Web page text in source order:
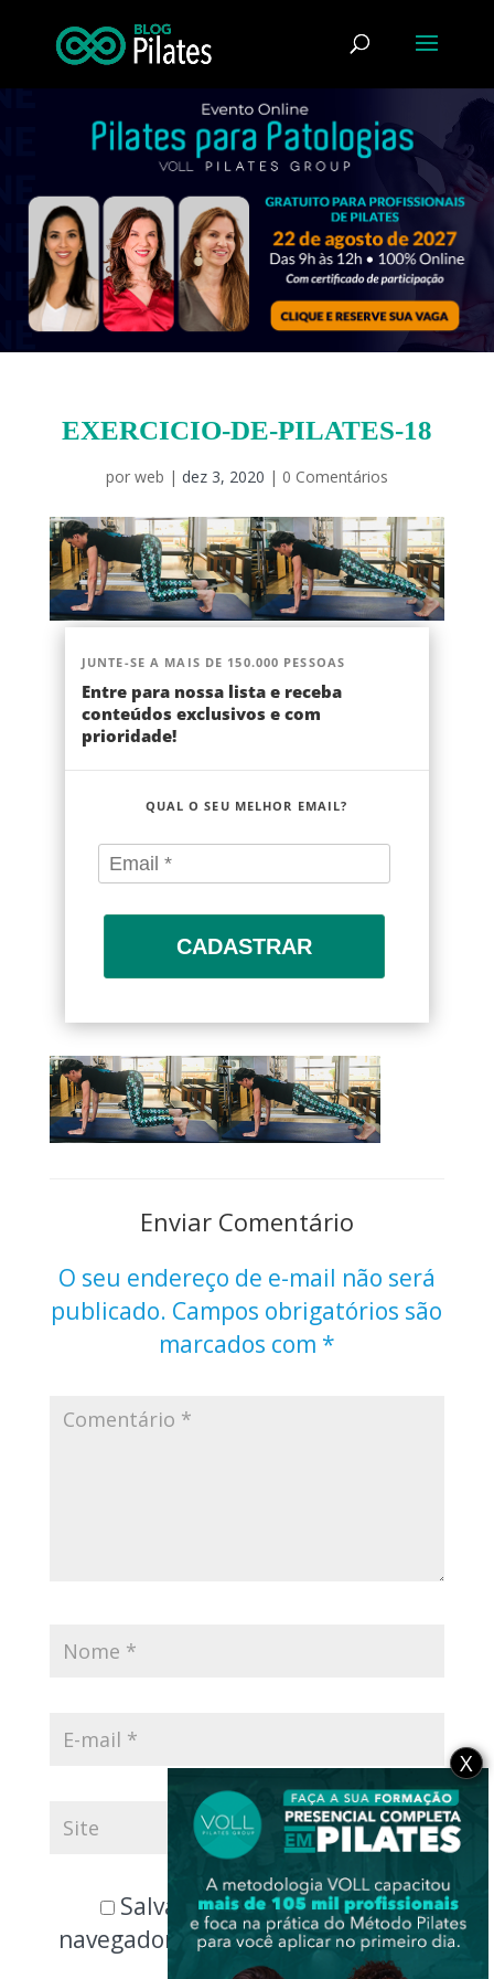
EXERCICIO-DE-PILATES-18
por web | dez 3, 2020 | 0 Comentários
JUNTE-SE A MAIS DE 150.000 PESSOAS
Entre para nossa lista e receba
conteúdos exclusivos e com
prioridade!
QUAL O SEU MELHOR EMAIL?
CADASTRAR
Enviar Comentário
O seu endereço de e-mail não será
publicado. Campos obrigatórios são
marcados com *
Salvar meus dados neste
navegador para a próxima vez que
X